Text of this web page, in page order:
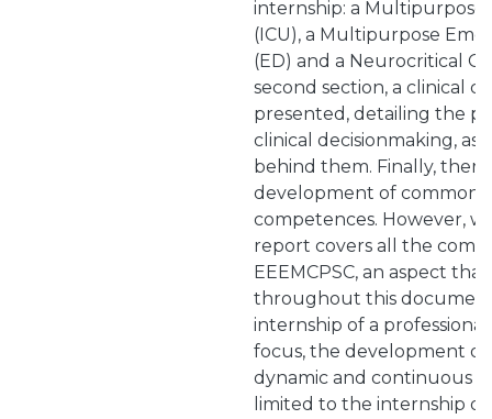
internship: a Multipurpose
(ICU), a Multipurpose
(ED) and a Neurocritical
second section, a clinical
presented, detailing the
clinical decisionmaking, as
behind them. Finally,
development of common
competences. However,
report covers all the
EEEMCPSC, an aspect
throughout this
internship of a
focus, the development of
dynamic and continuous
limited to the internship